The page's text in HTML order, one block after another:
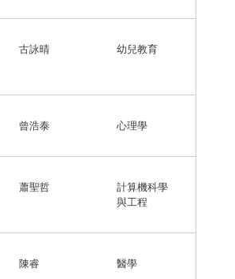
古詠晴 幼兒教育
曾浩泰 心理學
蕭聖哲
計算機科學
與工程
陳睿 醫學